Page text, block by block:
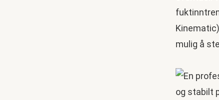
mulig å